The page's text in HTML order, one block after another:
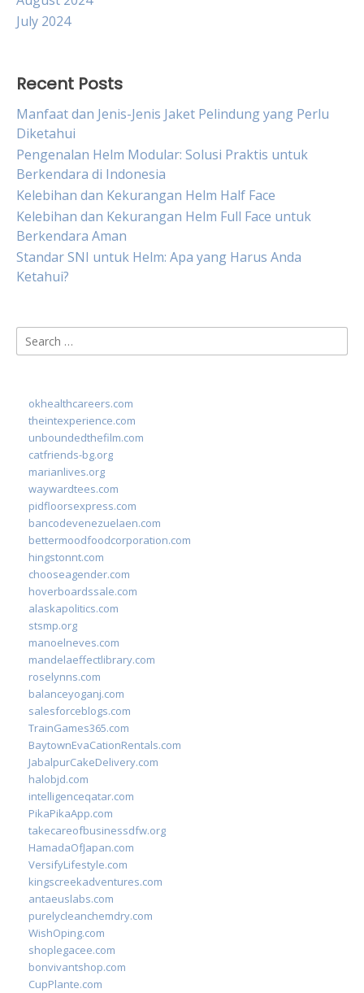
July 2024
Recent Posts
Manfaat dan Jenis-Jenis Jaket Pelindung yang Perlu
Diketahui
Pengenalan Helm Modular: Solusi Praktis untuk
Berkendara di Indonesia
Kelebihan dan Kekurangan Helm Half Face
Kelebihan dan Kekurangan Helm Full Face untuk
Berkendara Aman
Standar SNI untuk Helm: Apa yang Harus Anda
Ketahui?
Search
for:
okhealthcareers.com
theintexperience.com
unboundedthefilm.com
catfriends-bg.org
marianlives.org
waywardtees.com
pidfloorsexpress.com
bancodevenezuelaen.com
bettermoodfoodcorporation.com
hingstonnt.com
chooseagender.com
hoverboardssale.com
alaskapolitics.com
stsmp.org
manoelneves.com
mandelaeffectlibrary.com
roselynns.com
balanceyoganj.com
salesforceblogs.com
TrainGames365.com
BaytownEvaCationRentals.com
JabalpurCakeDelivery.com
halobjd.com
intelligenceqatar.com
PikaPikaApp.com
takecareofbusinessdfw.org
HamadaOfJapan.com
VersifyLifestyle.com
kingscreekadventures.com
antaeuslabs.com
purelycleanchemdry.com
WishOping.com
shoplegacee.com
bonvivantshop.com
CupPlante.com